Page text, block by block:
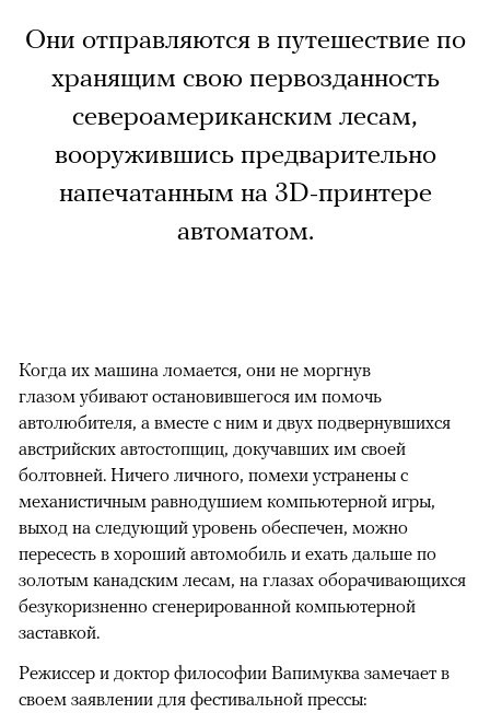
Они отправляются в путешествие по
хранящим свою первозданность
североамериканским лесам,
вооружившись предварительно
напечатанным на 3D-принтере
автоматом.
Когда их машина ломается, они не моргнув
глазом убивают остановившегося им помочь
автолюбителя, а вместе с ним и двух подвернувшихся
австрийских автостопщиц, докучавших им своей
болтовней. Ничего личного, помехи устранены с
механистичным равнодушием компьютерной игры,
выход на следующий уровень обеспечен, можно
пересесть в хороший автомобиль и ехать дальше по
золотым канадским лесам, на глазах оборачивающихся
безукоризненно сгенерированной компьютерной
заставкой.
Режиссер и доктор философии Вапимуква замечает в
своем заявлении для фестивальной прессы: